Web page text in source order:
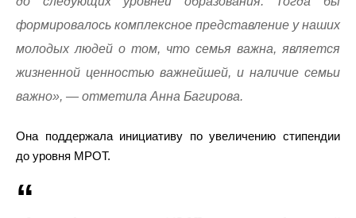
формировалось комплексное представление у наших
молодых людей о том, что семья важна, является
жизненной ценностью важнейшей, и наличие семьи
важно», — отметила Анна Багирова.
Она поддержала инициативу по увеличению стипендии
до уровня МРОТ.